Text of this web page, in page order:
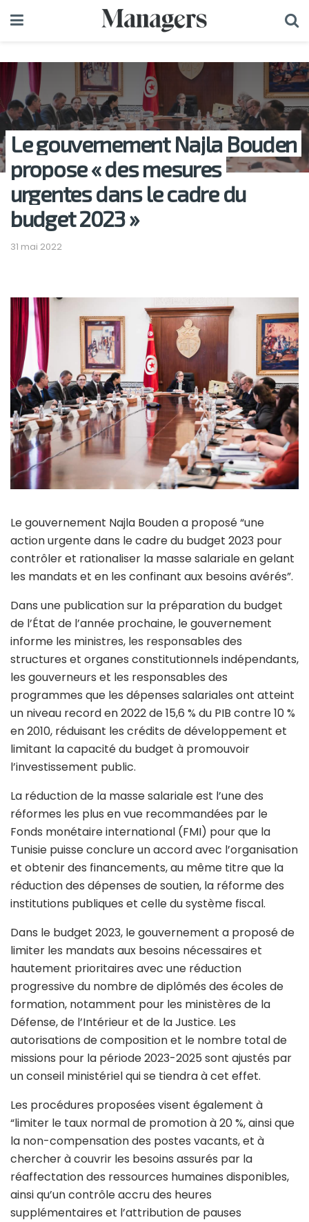
Le gouvernement Najla Bouden
propose « des mesures
urgentes dans le cadre du
budget 2023 »
31 mai 2022
Le gouvernement Najla Bouden a proposé “une
action urgente dans le cadre du budget 2023 pour
contrôler et rationaliser la masse salariale en gelant
les mandats et en les confinant aux besoins avérés”.
Dans une publication sur la préparation du budget
de l’État de l’année prochaine, le gouvernement
informe les ministres, les responsables des
structures et organes constitutionnels indépendants,
les gouverneurs et les responsables des
programmes que les dépenses salariales ont atteint
un niveau record en 2022 de 15,6 % du PIB contre 10 %
en 2010, réduisant les crédits de développement et
limitant la capacité du budget à promouvoir
l’investissement public.
La réduction de la masse salariale est l’une des
réformes les plus en vue recommandées par le
Fonds monétaire international (FMI) pour que la
Tunisie puisse conclure un accord avec l’organisation
et obtenir des financements, au même titre que la
réduction des dépenses de soutien, la réforme des
institutions publiques et celle du système fiscal.
Dans le budget 2023, le gouvernement a proposé de
limiter les mandats aux besoins nécessaires et
hautement prioritaires avec une réduction
progressive du nombre de diplômés des écoles de
formation, notamment pour les ministères de la
Défense, de l’Intérieur et de la Justice. Les
autorisations de composition et le nombre total de
missions pour la période 2023-2025 sont ajustés par
un conseil ministériel qui se tiendra à cet effet.
Les procédures proposées visent également à
“limiter le taux normal de promotion à 20 %, ainsi que
la non-compensation des postes vacants, et à
chercher à couvrir les besoins assurés par la
réaffectation des ressources humaines disponibles,
ainsi qu’un contrôle accru des heures
supplémentaires et l’attribution de pauses